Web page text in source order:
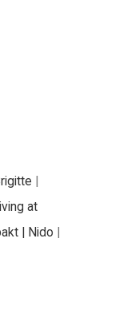
|
at
| Nido |